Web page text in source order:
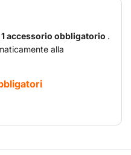
1 accessorio obbligatorio .
alla